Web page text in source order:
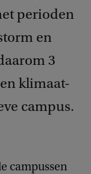
perioden
en
3
klimaat-
campus.
campussen